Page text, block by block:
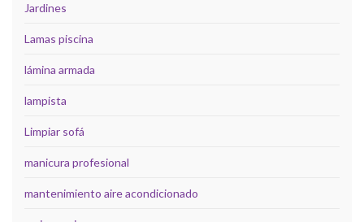
Jardines
Lamas piscina
lámina armada
lampista
Limpiar sofá
manicura profesional
mantenimiento aire acondicionado